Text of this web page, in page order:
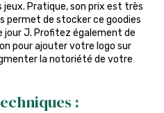
jeux. Pratique, son prix est très
de stocker ce goodies
jour J. Profitez également de
pour ajouter votre logo sur
la notoriété de votre
: